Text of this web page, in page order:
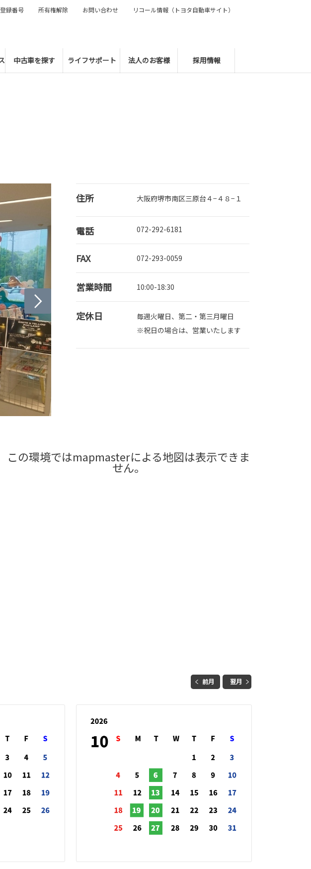
中古車を探す ライフサポート 法人のお客様 採用情報
録番号 所有権解除 お問い合わせ リコール情報（トヨタ自動車サイト）
住所 大阪府堺市南区三原台４−４８−１
電話 072-292-6181
FAX 072-293-0059
営業時間 10:00-18:30
定休日
毎週火曜日、第二・第三月曜日
※祝日の場合は、営業いたします
この環境ではmapmasterによる地図は表示できま
せん。
前月 翌月